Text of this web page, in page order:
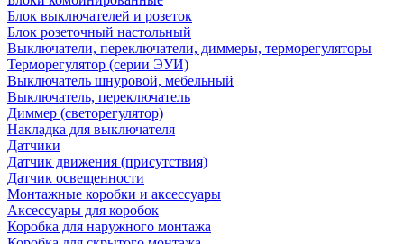
Блок выключателей и розеток
Блок розеточный настольный
Выключатели, переключатели, диммеры, терморегуляторы
Терморегулятор (серии ЭУИ)
Выключатель шнуровой, мебельный
Выключатель, переключатель
Диммер (светорегулятор)
Накладка для выключателя
Датчики
Датчик движения (присутствия)
Датчик освещенности
Монтажные коробки и аксессуары
Аксессуары для коробок
Коробка для наружного монтажа